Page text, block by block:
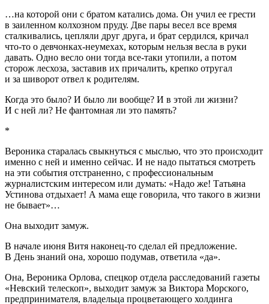
…на которой они с братом катались дома. Он учил ее грести
в заиленном колхозном пруду. Две пары весел все время
сталкивались, цепляли друг друга, и брат сердился, кричал
что-то о девчонках-неумехах, которым нельзя весла в руки
давать. Одно весло они тогда все-таки утопили, а потом
сторож лесхоза, заставив их причалить, крепко отругал
и за шиворот отвел к родителям.
Когда это было? И было ли вообще? И в этой ли жизни?
И с ней ли? Не фантомная ли это память?
*
Вероника старалась свыкнуться с мыслью, что это происходит
именно с ней и именно сейчас. И не надо пытаться смотреть
на эти события отстраненно, с профессиональным
журналистским интересом или думать: «Надо же! Татьяна
Устинова отдыхает! А мама еще говорила, что такого в жизни
не бывает»…
Она выходит замуж.
В начале июня Витя наконец-то сделал ей предложение.
В День знаний она, хорошо подумав, ответила «да».
Она, Вероника Орлова, спецкор отдела расследований газеты
«Невский телескоп», выходит замуж за Виктора Морского,
предпринимателя, владельца процветающего холдинга